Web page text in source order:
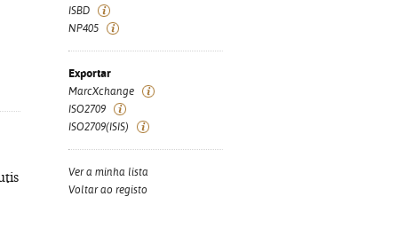
ISBD
NP405
Exportar
MarcXchange
ISO2709
ISO2709(ISIS)
Ver a minha lista
Voltar ao registo